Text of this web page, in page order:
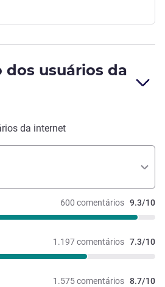
dos usuários da
da internet
600 comentários 9.3/10
1.197 comentários 7.3/10
1.575 comentários 8.7/10